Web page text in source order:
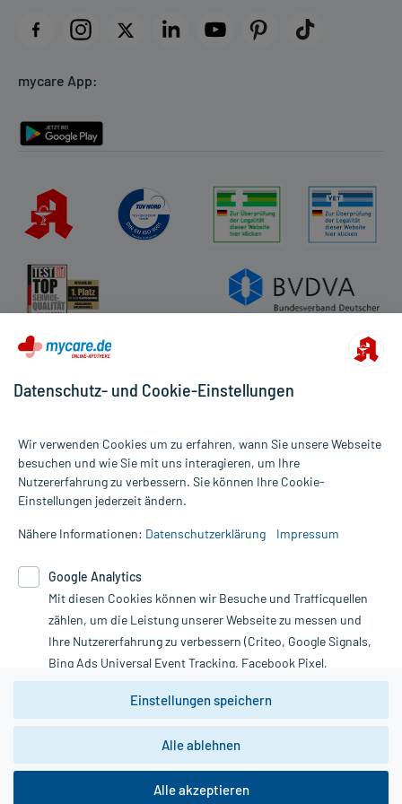
Datenschutz
Rückgabe/Widerruf
mycare App:
Alle Preise gelten inkl. MwSt., ggf. zzgl. Versandkosten
Informationen auf dieser Website werden ausschließlich für
die Untersuchung und Behandlung durch einen Arzt. Bitte
Therapien eingeleitet werden können. | Diese Webseite benutzt
Google Analytics. Lesen Sie bitte dazu die wichtigen Hinweise in
unserer Datenschutzerklärung. Für den Widerruf einer Bestellung
nutzen Sie das Formular:
Vertrag widerrufen
*Hinweise zu unseren Aktionen und Bewertungen
Datenschutz- und Cookie-Einstellungen
Wir verwenden Cookies um zu erfahren, wann Sie unsere Webseite
besuchen und wie Sie mit uns interagieren, um Ihre
Nutzererfahrung zu verbessern. Sie können Ihre Cookie-
Einstellungen jederzeit ändern.
Nähere Informationen: Datenschutzerklärung Impressum
Google Analytics
Mit diesen Cookies können wir Besuche und Trafficquellen
zählen, um die Leistung unserer Webseite zu messen und
Ihre Nutzererfahrung zu verbessern (Criteo, Google Signals,
Bing Ads Universal Event Tracking, Facebook Pixel,
Youtube-Social Plugin).
Wir weisen darauf hin, dass die
zwingend den Europäischen Anforderungen gem. EU-
DSGVO genügen und ein Datentransfer in Drittstaaten bzw.
Daten dort verarbeitet werden, kann nicht geprüft und
Einstellungen speichern
Alle ablehnen
Alle akzeptieren